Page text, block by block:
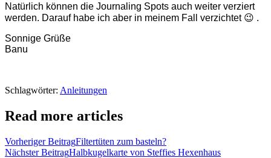
Natürlich können die Journaling Spots auch weiter verziert
werden. Darauf habe ich aber in meinem Fall verzichtet 😉 .
Sonnige Grüße
Banu
Schlagwörter: Anleitungen
Read more articles
Vorheriger BeitragFiltertüten zum basteln?
Nächster BeitragHalbkugelkarte von Steffies Hexenhaus